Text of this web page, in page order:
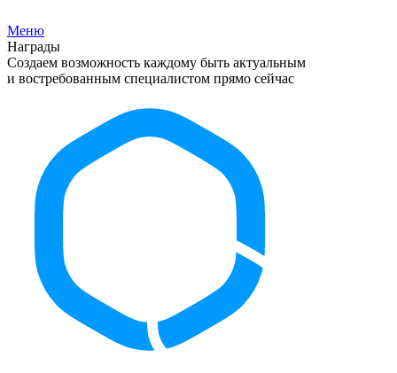
Меню
Награды
Создаем возможность каждому быть актуальным
и востребованным специалистом прямо сейчас